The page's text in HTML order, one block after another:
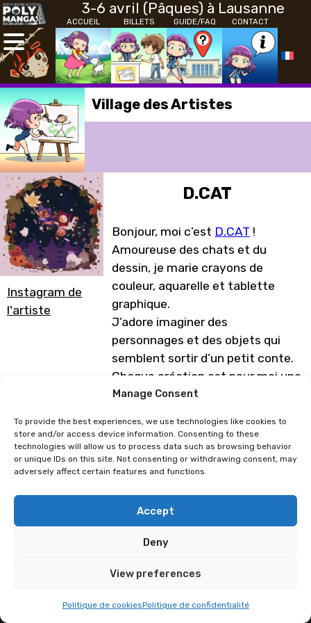
Manage Consent
To provide the best experiences, we use technologies like cookies to
store and/or access device information. Consenting to these
technologies will allow us to process data such as browsing behavior
or unique IDs on this site. Not consenting or withdrawing consent, may
adversely affect certain features and functions.
Accept
Deny
View preferences
Politique de cookiesPolitique de confidentialité
3-6 avril (Pâques) à Lausanne
ACCUEIL BILLETS GUIDE/FAQ CONTACT
Village des Artistes
Instagram de
l'artiste
D.CAT
Bonjour, moi c’est D.CAT !
Amoureuse des chats et du
dessin, je marie crayons de
couleur, aquarelle et tablette
graphique.
J’adore imaginer des
personnages et des objets qui
semblent sortir d’un petit conte.
Chaque création est pour moi une
petite aventure.
touchera et vous fera sourire !
Programme sous réserve de
modification
AlexBrushes Petit Pied